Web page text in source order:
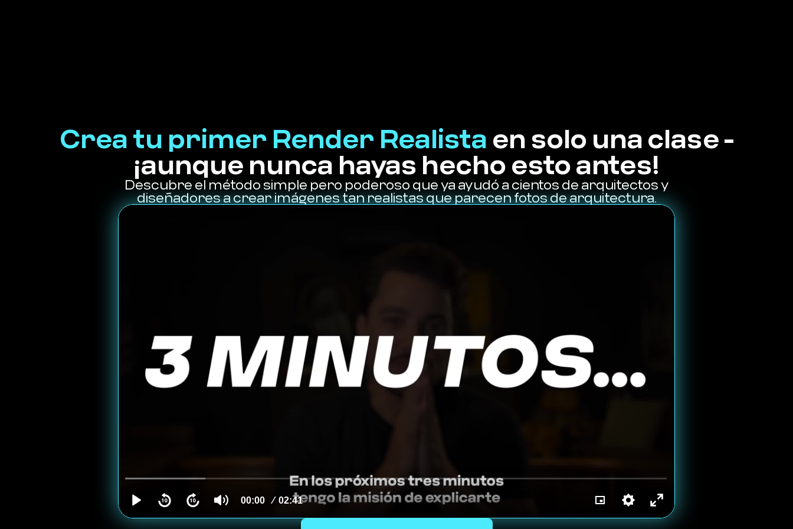
Crea tu primer Render Realista en solo una clase -
¡aunque nunca hayas hecho esto antes!
Descubre el método simple pero poderoso que ya ayudó a cientos de arquitectos y
diseñadores a crear imágenes tan realistas que parecen fotos de arquitectura.